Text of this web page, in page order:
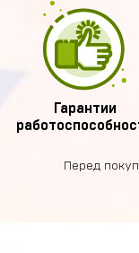
Гарантии
Перед